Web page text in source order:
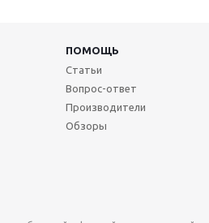
ПОМОЩЬ
Статьи
Вопрос-ответ
Производители
Обзоры